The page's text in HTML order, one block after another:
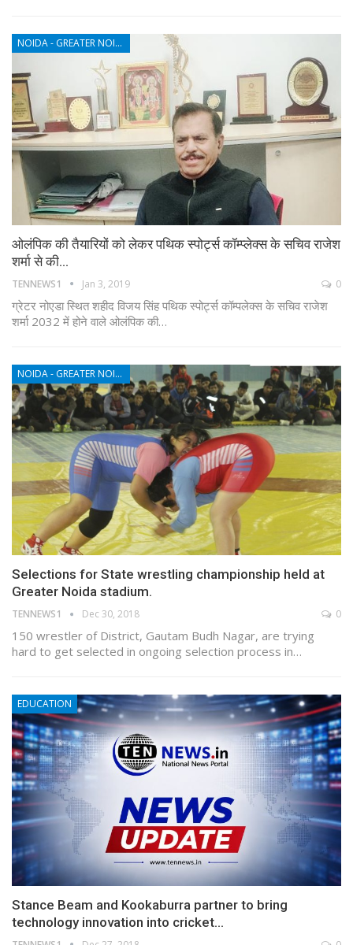
NOIDA - GREATER NOIDA - YAMUNA EXPRESSWAY
ओलंपिक की तैयारियों को लेकर पथिक स्पोर्ट्स कॉम्प्लेक्स के सचिव राजेश
शर्मा से की…
TENNEWS1 Jan 3, 2019 0
ग्रेटर नोएडा स्थित शहीद विजय सिंह पथिक स्पोर्ट्स कॉम्पलेक्स के सचिव राजेश
शर्मा 2032 में होने वाले ओलंपिक की…
NOIDA - GREATER NOIDA - YAMUNA EXPRESSWAY
Selections for State wrestling championship held at
Greater Noida stadium.
TENNEWS1 Dec 30, 2018 0
150 wrestler of District, Gautam Budh Nagar, are trying
hard to get selected in ongoing selection process in…
EDUCATION
Stance Beam and Kookaburra partner to bring
technology innovation into cricket…